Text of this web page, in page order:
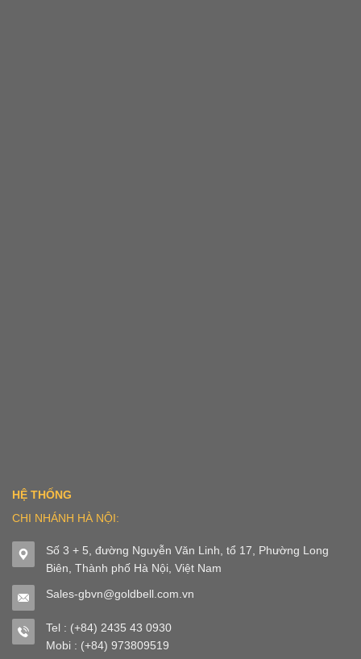
HỆ THỐNG
CHI NHÁNH HÀ NỘI:
Số 3 + 5, đường Nguyễn Văn Linh, tổ 17, Phường Long
Biên, Thành phố Hà Nội, Việt Nam
Sales-gbvn@goldbell.com.vn
Tel : (+84) 2435 43 0930
Mobi : (+84) 973809519